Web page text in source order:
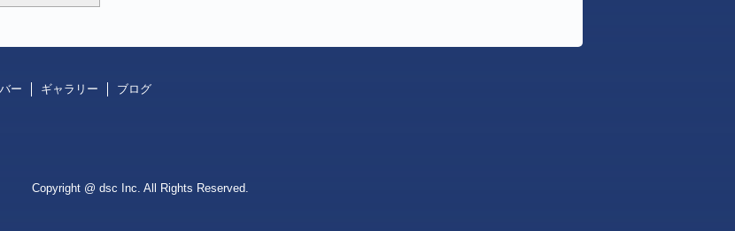
ー ギャラリー ブログ
Copyright @ dsc Inc. All Rights Reserved.